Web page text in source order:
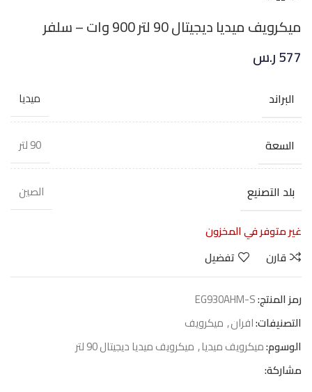
ميكرويف ميديا ديجيتال 90 لتر 900 وات – سلفر
577ر.س
البراند ميديا
السعة 90 لتر
بلد التصنيع
الصين
غير متوفر في المخزون
قارن
تفضيل
رمز المنتج:EG930AHM-S
التصنيفات:افران, ميكرويف
الوسوم:ميكرويف ميديا, ميكرويف ميديا ديجيتال 90 لتر
مشاركة: